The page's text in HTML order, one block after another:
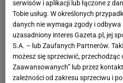
serwisów i aplikacji lub łączone z
Tobie usług. W określonych
danych nie wymaga zgody i odbywa
uzasadniony interes Gazeta.pl, jej
S.A. – lub Zaufanych Partnerów.
możesz się sprzeciwić, przechodząc
Zaawansowanych” lub przez
zależności od zakresu sprzeciwu i